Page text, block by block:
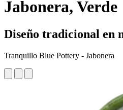
Jabonera, Verde
Diseño tradicional en
Tranquillo Blue Pottery - Jabonera